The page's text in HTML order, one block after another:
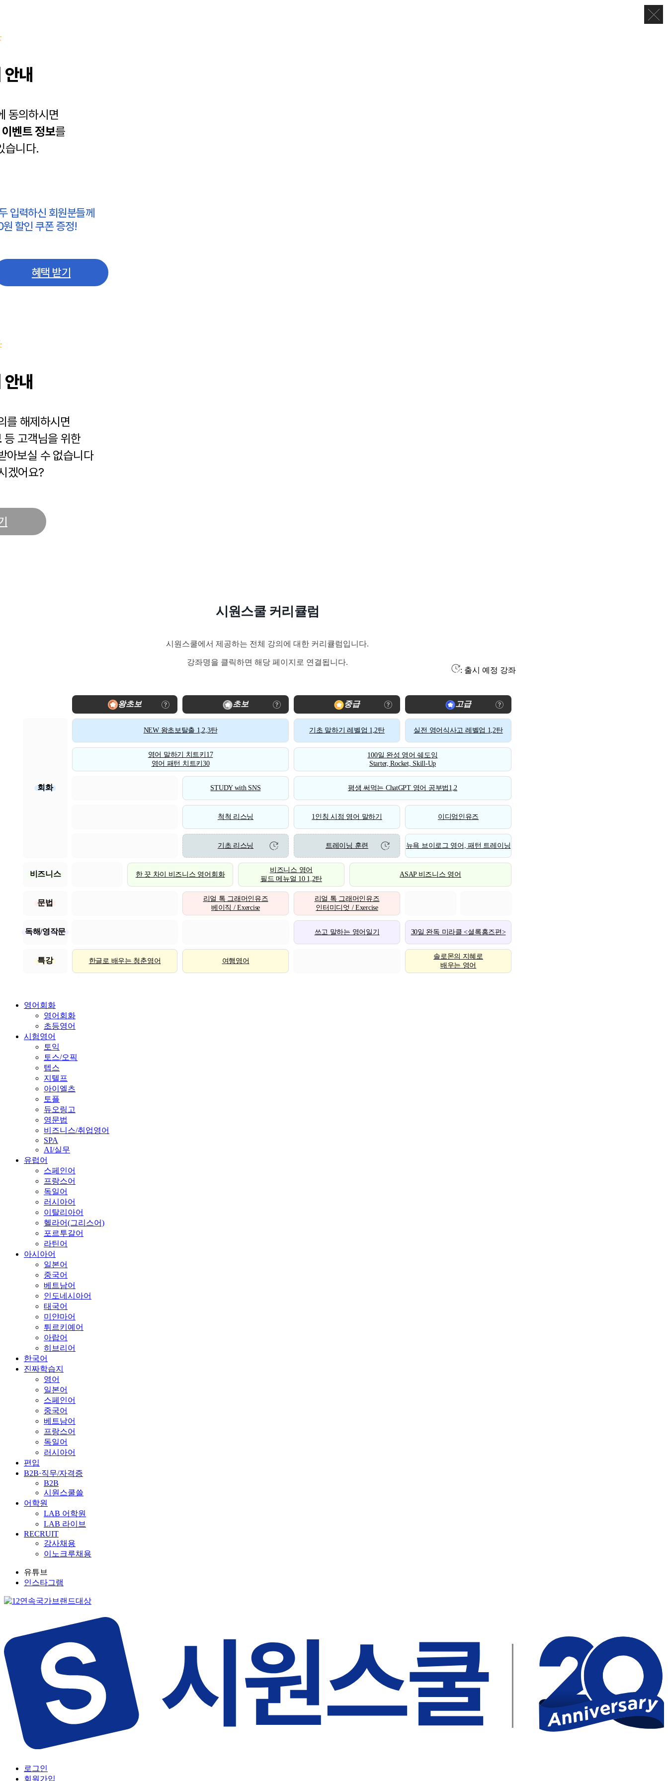
내
동의하시면
이벤트 정보를
습니다.
입력하신 회원분들께
할인 쿠폰 증정!
혜택 받기
내
를 해제하시면
등 고객님을 위한
아보실 수 없습니다
겠어요?
시원스쿨 커리큘럼
시원스쿨에서 제공하는 전체 강의에 대한 커리큘럼입니다.
강좌명을 클릭하면 해당 페이지로 연결됩니다.
: 출시 예정 강좌
왕초보 초보 중급 고급
회화
NEW 왕초보탈출 1,2,3탄 기초 말하기 레벨업 1,2탄 실전 영어식사고 레벨업 1,2탄
영어 말하기 치트키17
영어 패턴 치트키30
100일 완성 영어 쉐도잉
Starter, Rocket, Skill-Up
STUDY with SNS 평생 써먹는 ChatGPT 영어 공부법1,2
척척 리스닝 1인칭 시점 영어 말하기 이디엄인유즈
기초 리스닝 트레이닝 훈련 뉴욕 브이로그 영어, 패턴 트레이닝
비즈니스 한 끗 차이 비즈니스 영어회화
비즈니스 영어
필드 메뉴얼 10 1,2탄
ASAP 비즈니스 영어
문법
리얼 톡 그래머인유즈
베이직 / Exercise
리얼 톡 그래머인유즈
인터미디엇 / Exercise
독해/영작문 쓰고 말하는 영어일기 30일 완독 미라클 <셜록홈즈편>
특강 한글로 배우는 청춘영어 여행영어
솔로몬의 지혜로
배우는 영어
영어회화
영어회화
초등영어
시험영어
토익
토스/오픽
텝스
지텔프
아이엘츠
토플
듀오링고
영문법
비즈니스/취업영어
SPA
AI/실무
유럽어
스페인어
프랑스어
독일어
러시아어
이탈리아어
헬라어(그리스어)
포르투갈어
라틴어
아시아어
일본어
중국어
베트남어
인도네시아어
태국어
미얀마어
튀르키예어
아랍어
히브리어
한국어
진짜학습지
영어
일본어
스페인어
중국어
베트남어
프랑스어
독일어
러시아어
편입
B2B·직무/자격증
B2B
시원스쿨쓸
어학원
LAB 어학원
LAB 라이브
RECRUIT
강사채용
이노크루채용
유튜브
인스타그램
로그인
회원가입